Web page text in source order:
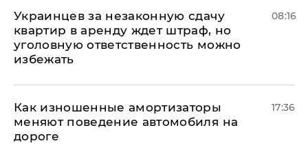
Украинцев за незаконную сдачу
квартир в аренду ждет штраф, но
уголовную ответственность можно
избежать
08:16
Как изношенные амортизаторы
меняют поведение автомобиля на
дороге
17:36